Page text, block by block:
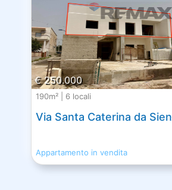
€ 250.000
190m² | 6 locali
Via Santa Caterina da
Appartamento in vendita